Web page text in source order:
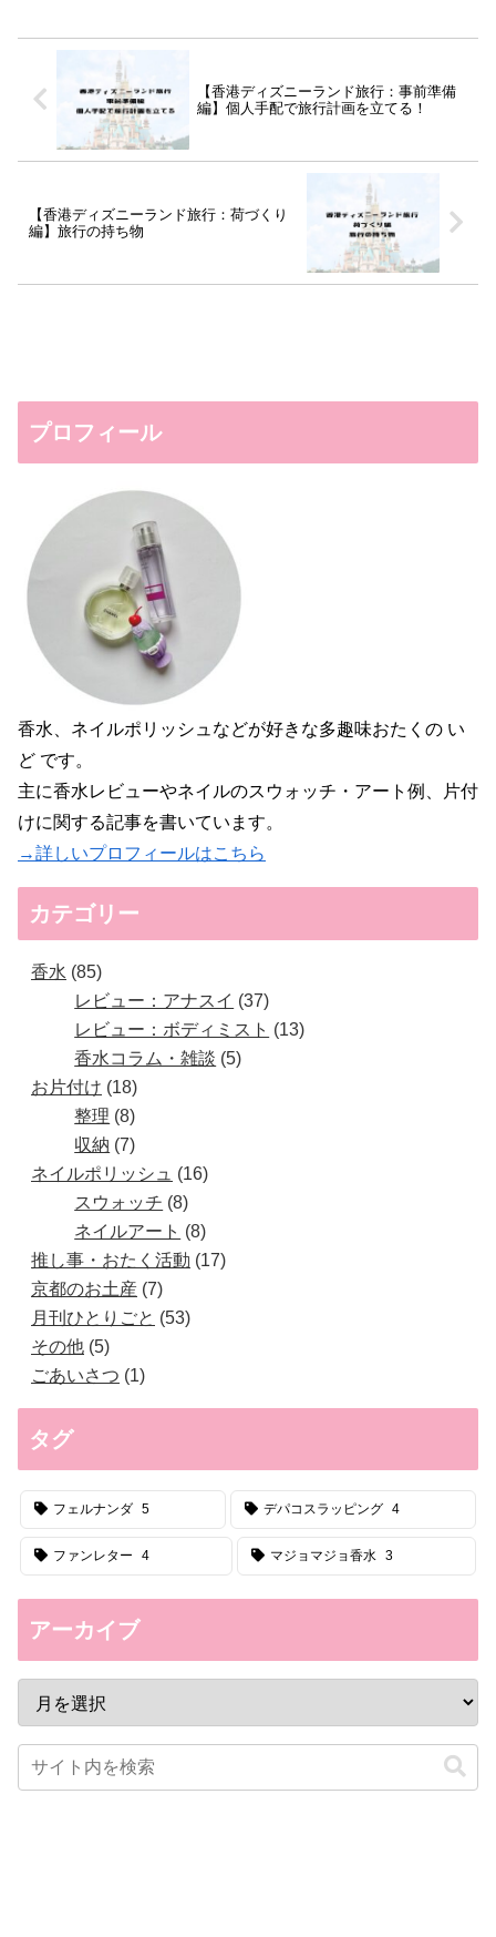
【香港ディズニーランド旅行：事前準備
編】個人手配で旅行計画を立てる！
【香港ディズニーランド旅行：荷づくり
編】旅行の持ち物
プロフィール
香水、ネイルポリッシュなどが好きな多趣味おたくの い
ど です。
主に香水レビューやネイルのスウォッチ・アート例、片付
けに関する記事を書いています。
→詳しいプロフィールはこちら
カテゴリー
香水 85
レビュー：アナスイ
37
レビュー：ボディミスト
13
香水コラム・雑談 5
お片付け
18
整理 8
収納 7
ネイルポリッシュ
16
スウォッチ 8
ネイルアート
8
推し事・おたく活動
17
京都のお土産 7
月刊ひとりごと
53
その他 5
ごあいさつ
1
タグ
フェルナンダ 5 デパコスラッピング 4
ファンレター 4 マジョマジョ香水 3
アーカイブ